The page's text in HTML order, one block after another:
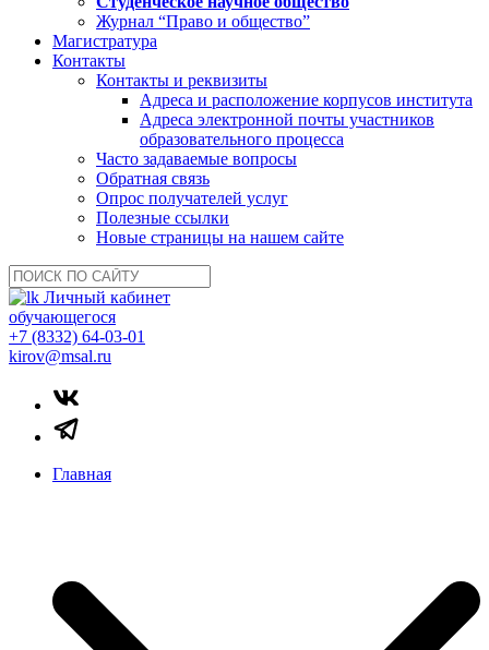
Журнал “Право и общество”
Магистратура
Контакты
Контакты и реквизиты
Адреса и расположение корпусов института
Адреса электронной почты участников
образовательного процесса
Часто задаваемые вопросы
Обратная связь
Опрос получателей услуг
Полезные ссылки
Новые страницы на нашем сайте
Личный кабинет
обучающегося
+7 (8332) 64-03-01
kirov@msal.ru
Главная